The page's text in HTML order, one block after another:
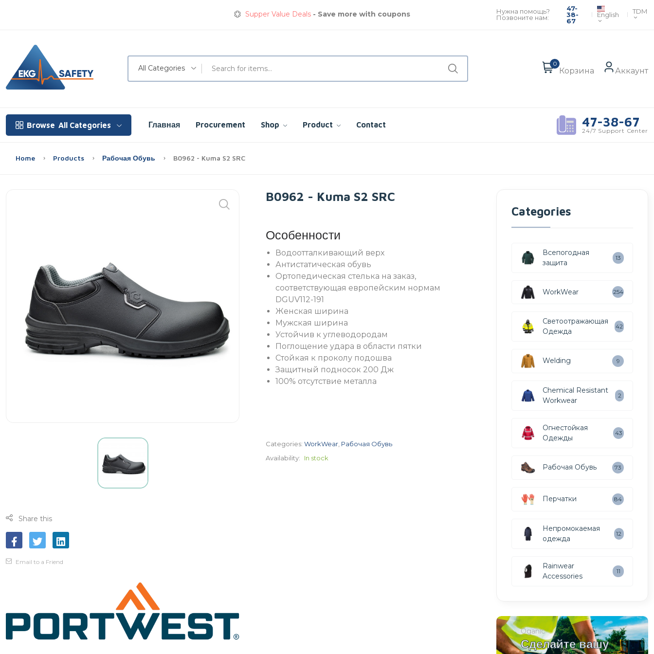
Supper Value Deals - Save more with coupons
Нужна помощь?
Позвоните нам:
47-
38-
67
English TDM
All Categories
0
Корзина Аккаунт
Browse All Categories Главная Procurement Shop Product Contact 47-38-67
24/7 Support Center
Home Products Рабочая Обувь B0962 - Kuma S2 SRC
Share this
Email to a Friend
B0962 - Kuma S2 SRC
Особенности
Водоотталкивающий верх
Антистатическая обувь
Ортопедическая стелька на заказ,
соответствующая европейским нормам
DGUV112-191
Женская ширина
Мужская ширина
Устойчив к углеводородам
Поглощение удара в области пятки
Стойкая к проколу подошва
Защитный подносок 200 Дж
100% отсутствие металла
Categories: WorkWear, Рабочая Обувь
Availability:
In stock
Categories
Всепогодная
защита
13
WorkWear 254
Светоотражающая
Одежда
42
Welding 9
Chemical Resistant
Workwear
2
Огнестойкая
Одежды
43
Рабочая Обувь 73
Перчатки 84
Непромокаемая
одежда
12
Rainwear
Accessories
11
Oganic
Сделайте вашу